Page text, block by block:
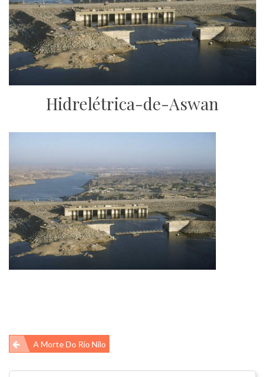
Hidrelétrica-de-Aswan
Navegação
de
A Morte Do Rio Nilo